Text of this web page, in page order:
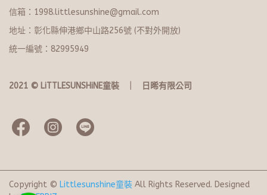
信箱：1998.littlesunshine@gmail.com
地址：彰化縣伸港鄉中山路256號 (不對外開放)
統一編號：82995949
2021 © LiTTLESUNSHiNE童裝   ｜   日晞有限公司
Copyright © Littlesunshine童裝 All Rights Reserved. Designed